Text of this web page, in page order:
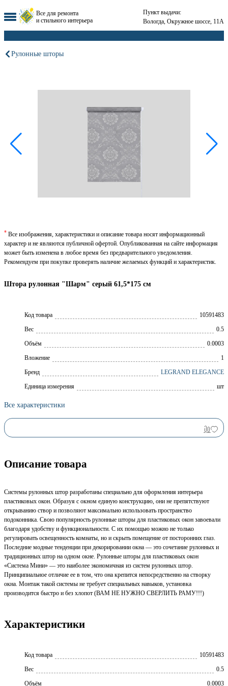
Все для ремонта
и стильного интерьера
Пункт выдачи:
Вологда, Окружное шоссе, 11А
Рулонные шторы
Штора рулонная "Шарм" серый 61,5*175 см
Код товара
10591483
Вес
0.5
Объём
0.0003
Вложение
1
Брeнд
LEGRAND ELEGANCE
Единица измерения
шт
Все характеристики
* Все изображения, характеристики и описание товара носят информационный
характер и не являются публичной офертой. Опубликованная на сайте информация
может быть изменена в любое время без предварительного уведомления.
Рекомендуем при покупке проверять наличие желаемых функций и характеристик.
Описание товара
Системы рулонных штор разработаны специально для оформления интерьера
пластиковых окон. Образуя с окном единую конструкцию, они не препятствуют
открыванию створ и позволяют максимально использовать пространство
подоконника. Свою популярность рулонные шторы для пластиковых окон завоевали
благодаря удобству и функциональности. С их помощью можно не только
регулировать освещенность комнаты, но и скрыть помещение от посторонних глаз.
Последние модные тенденции при декорировании окна — это сочетание рулонных и
традиционных штор на одном окне. Рулонные шторы для пластиковых окон
«Система Мини» — это наиболее экономичная из систем рулонных штор.
Принципиальное отличие ее в том, что она крепится непосредственно на створку
окна. Монтаж такой системы не требует специальных навыков, установка
производится быстро и без хлопот (ВАМ НЕ НУЖНО СВЕРЛИТЬ РАМУ!!!)
Характеристики
Код товара
10591483
Вес
0.5
Объём
0.0003